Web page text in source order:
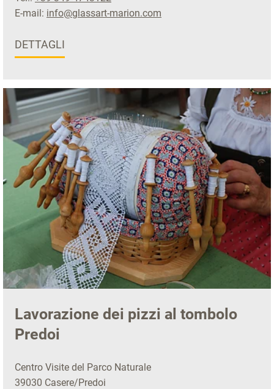
E-mail: info@glassart-marion.com
DETTAGLI
Lavorazione dei pizzi al tombolo
Predoi
Centro Visite del Parco Naturale
39030 Casere/Predoi